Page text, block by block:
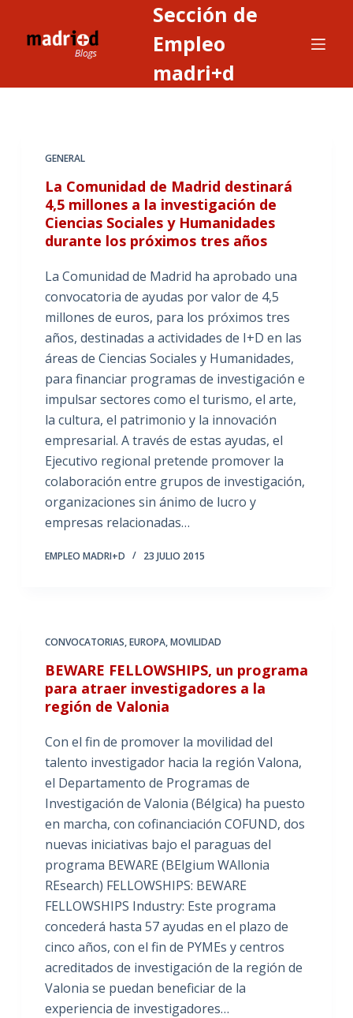
Sección de
Empleo
madri+d
GENERAL
La Comunidad de Madrid destinará
4,5 millones a la investigación de
Ciencias Sociales y Humanidades
durante los próximos tres años
La Comunidad de Madrid ha aprobado una
convocatoria de ayudas por valor de 4,5
millones de euros, para los próximos tres
años, destinadas a actividades de I+D en las
áreas de Ciencias Sociales y Humanidades,
para financiar programas de investigación e
impulsar sectores como el turismo, el arte,
la cultura, el patrimonio y la innovación
empresarial. A través de estas ayudas, el
Ejecutivo regional pretende promover la
colaboración entre grupos de investigación,
organizaciones sin ánimo de lucro y
empresas relacionadas…
EMPLEO MADRI+D 23 JULIO 2015
CONVOCATORIAS,EUROPA,MOVILIDAD
BEWARE FELLOWSHIPS, un programa
para atraer investigadores a la
región de Valonia
Con el fin de promover la movilidad del
talento investigador hacia la región Valona,
el Departamento de Programas de
Investigación de Valonia (Bélgica) ha puesto
en marcha, con cofinanciación COFUND, dos
nuevas iniciativas bajo el paraguas del
programa BEWARE (BElgium WAllonia
REsearch) FELLOWSHIPS: BEWARE
FELLOWSHIPS Industry: Este programa
concederá hasta 57 ayudas en el plazo de
cinco años, con el fin de PYMEs y centros
acreditados de investigación de la región de
Valonia se puedan beneficiar de la
experiencia de investigadores…